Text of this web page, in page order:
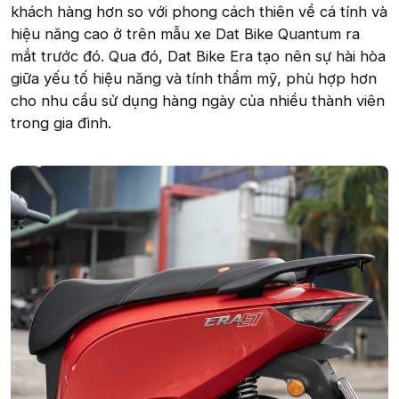
khách hàng hơn so với phong cách thiên về cá tính và
hiệu năng cao ở trên mẫu xe Dat Bike Quantum ra
mắt trước đó. Qua đó, Dat Bike Era tạo nên sự hài hòa
giữa yếu tố hiệu năng và tính thẩm mỹ, phù hợp hơn
cho nhu cầu sử dụng hàng ngày của nhiều thành viên
trong gia đình.